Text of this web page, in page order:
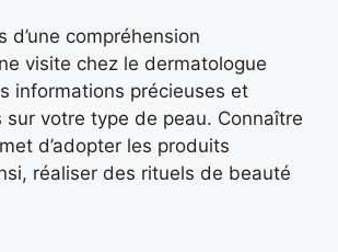
d’une compréhension
visite chez le dermatologue
informations précieuses et
sur votre type de peau. Connaître
d’adopter les produits
réaliser des rituels de beauté